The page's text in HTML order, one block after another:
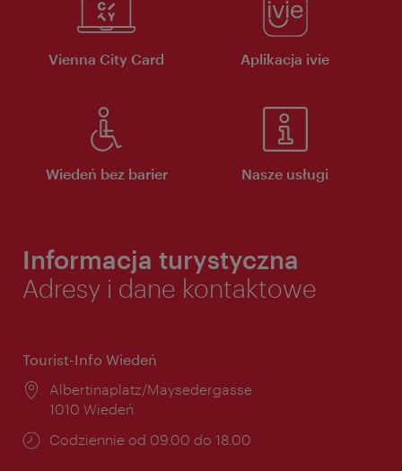
Vienna City Card Aplikacja ivie
Wiedeń bez barier Nasze usługi
Informacja turystyczna
Adresy i dane kontaktowe
Tourist-Info Wiedeń
Miejsce:
Albertinaplatz/Maysedergasse
1010 Wiedeń
Godziny
Codziennie od 09.00 do 18.00